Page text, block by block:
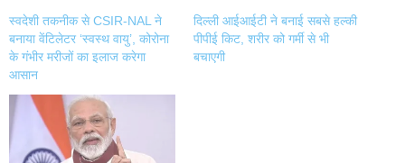
स्वदेशी तकनीक से CSIR-NAL ने
बनाया वेंटिलेटर ‘स्वस्थ वायु’, कोरोना
के गंभीर मरीजों का इलाज करेगा
आसान
दिल्ली आईआईटी ने बनाई सबसे हल्की
पीपीई किट, शरीर को गर्मी से भी
बचाएगी